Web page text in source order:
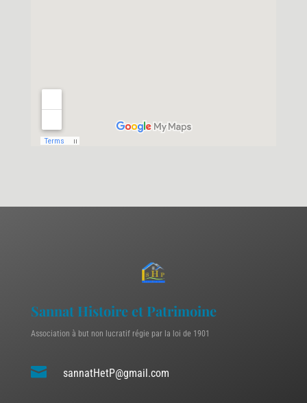
Sannat Histoire et Patrimoine
Association à but non lucratif régie par la loi de 1901
 sannatHetP@gmail.com